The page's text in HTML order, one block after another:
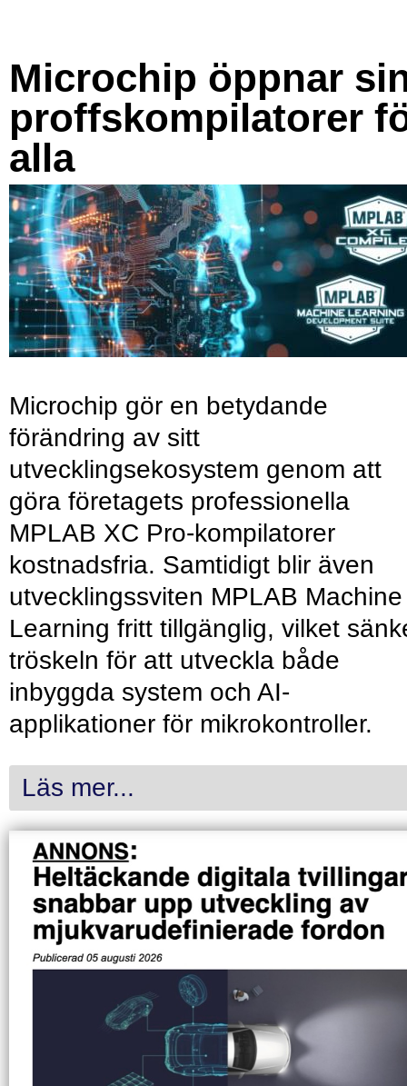
Microchip öppnar
proffskompilatorer
alla
Microchip gör en betydande
förändring av sitt
utvecklingsekosystem genom att
göra företagets professionella
MPLAB XC Pro-kompilatorer
kostnadsfria. Samtidigt blir även
utvecklingssviten MPLAB Machine
Learning fritt tillgänglig, vilket
tröskeln för att utveckla både
inbyggda system och AI-
applikationer för mikrokontroller.
Läs mer...